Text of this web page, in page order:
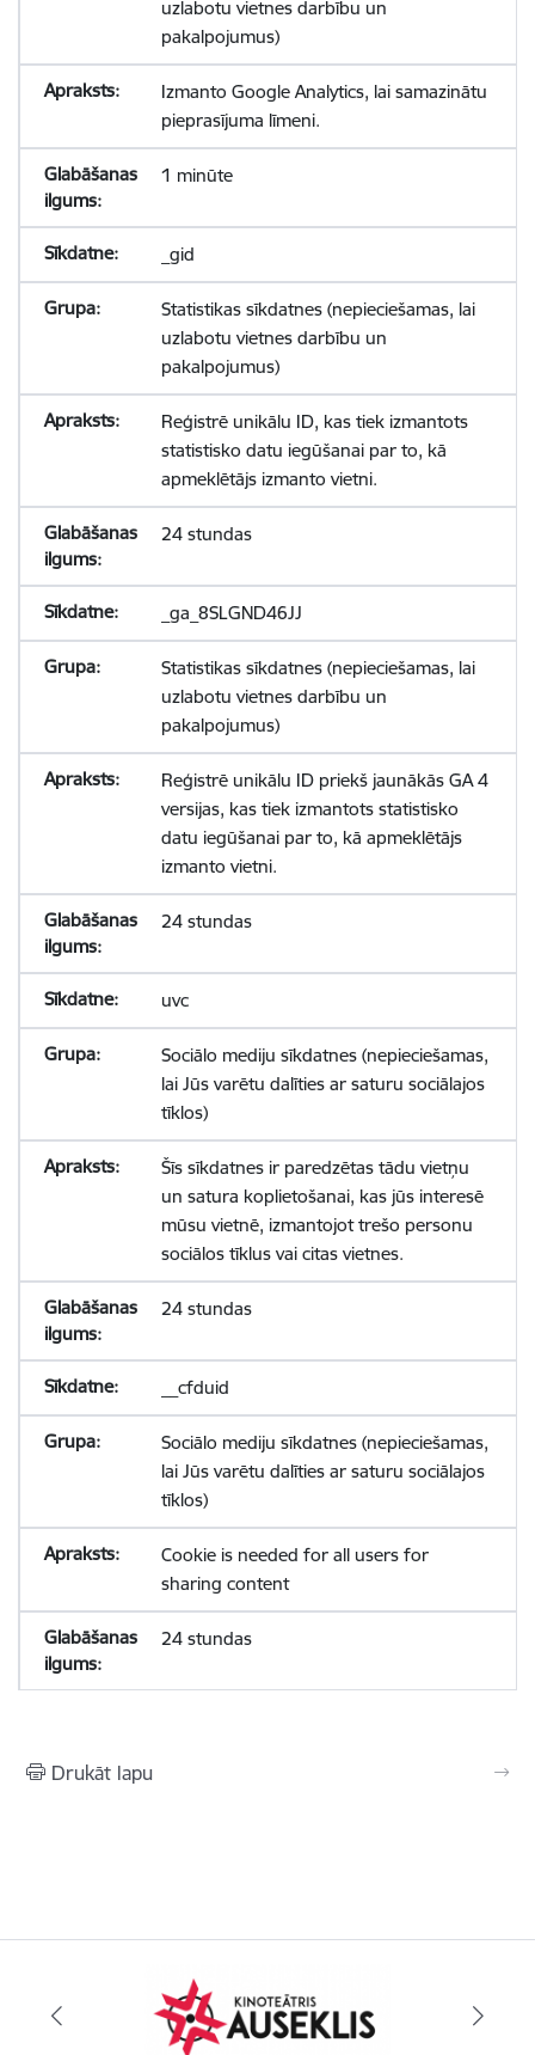
uzlabotu vietnes darbību un
pakalpojumus)
Izmanto Google Analytics, lai samazinātu
pieprasījuma līmeni.
1 minūte
_gid
Statistikas sīkdatnes (nepieciešamas, lai
uzlabotu vietnes darbību un
pakalpojumus)
Reģistrē unikālu ID, kas tiek izmantots
statistisko datu iegūšanai par to, kā
apmeklētājs izmanto vietni.
24 stundas
_ga_8SLGND46JJ
Statistikas sīkdatnes (nepieciešamas, lai
uzlabotu vietnes darbību un
pakalpojumus)
Reģistrē unikālu ID priekš jaunākās GA 4
versijas, kas tiek izmantots statistisko
datu iegūšanai par to, kā apmeklētājs
izmanto vietni.
24 stundas
uvc
Sociālo mediju sīkdatnes (nepieciešamas,
lai Jūs varētu dalīties ar saturu sociālajos
tīklos)
Šīs sīkdatnes ir paredzētas tādu vietņu
un satura koplietošanai, kas jūs interesē
mūsu vietnē, izmantojot trešo personu
sociālos tīklus vai citas vietnes.
24 stundas
__cfduid
Sociālo mediju sīkdatnes (nepieciešamas,
lai Jūs varētu dalīties ar saturu sociālajos
tīklos)
Cookie is needed for all users for
sharing content
24 stundas
Drukāt lapu